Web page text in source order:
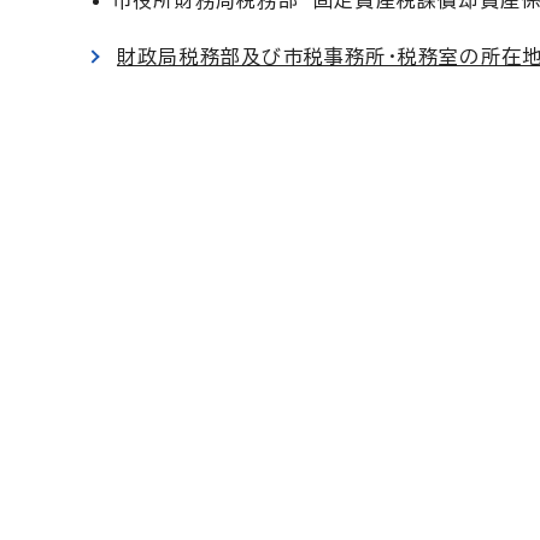
財政局税務部及び市税事務所・税務室の所在